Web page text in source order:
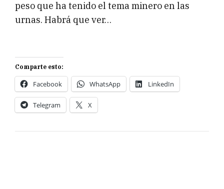
peso que ha tenido el tema minero en las
urnas. Habrá que ver…
Comparte esto:
Facebook WhatsApp LinkedIn
Telegram X